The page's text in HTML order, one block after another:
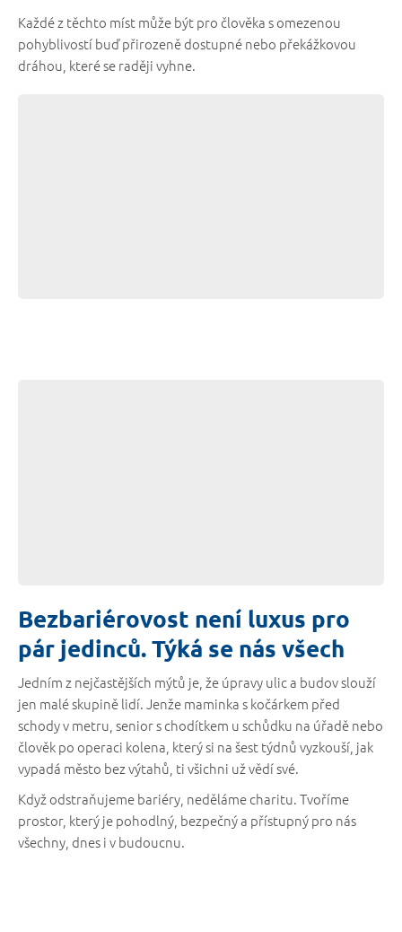
Každé z těchto míst může být pro člověka s omezenou
pohyblivostí buď přirozeně dostupné nebo překážkovou
dráhou, které se raději vyhne.
Bezbariérovost není luxus pro
pár jedinců. Týká se nás všech
Jedním z nejčastějších mýtů je, že úpravy ulic a budov slouží
jen malé skupině lidí. Jenže maminka s kočárkem před
schody v metru, senior s chodítkem u schůdku na úřadě nebo
člověk po operaci kolena, který si na šest týdnů vyzkouší, jak
vypadá město bez výtahů, ti všichni už vědí své.
Když odstraňujeme bariéry, neděláme charitu. Tvoříme
prostor, který je pohodlný, bezpečný a přístupný pro nás
všechny, dnes i v budoucnu.